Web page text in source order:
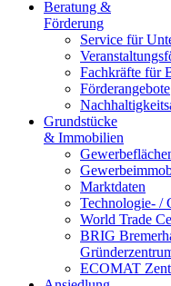
Beratung &
Förderung
Service für
Fachkräfte für
Förderangebote
Grundstücke
& Immobilien
Marktdaten
Technologie- /
World Trade
BRIG
ECOMAT